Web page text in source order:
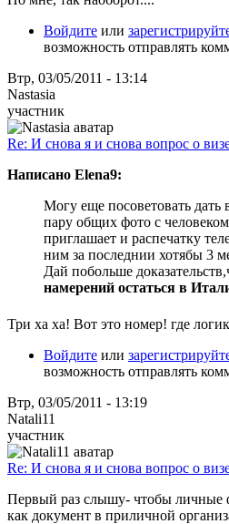
Войдите или
возможность отправлять
Втр, 03/05/2011 - 13:14
Nastasia
участник
Re: И снова я и снова вопрос о
Написано Elena9:
Могу еще посоветовать
пару общих фото с
приглашает и распечатку
ним за последнии хотябы 3
Дай побольше
намерений остаться в
Три ха ха! Вот это номер! где
Войдите или
возможность отправлять
Втр, 03/05/2011 - 13:19
Natali11
участник
Re: И снова я и снова вопрос о
Первый раз слышу- чтобы личные
как документ в приличной